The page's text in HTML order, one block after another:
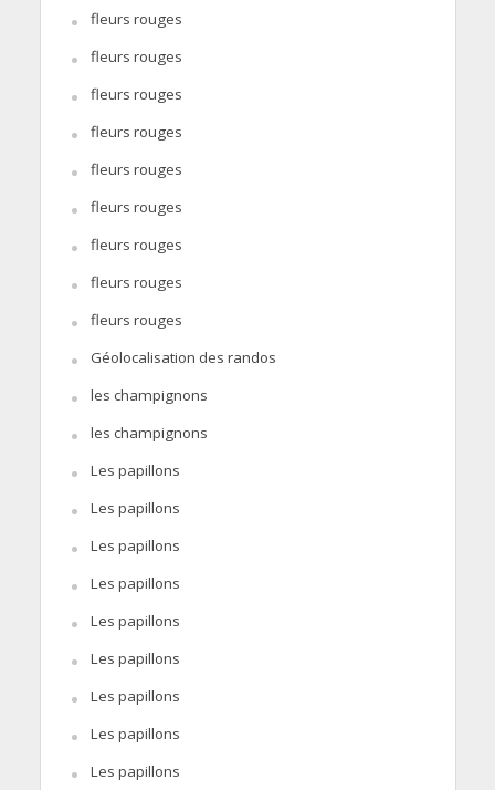
fleurs rouges
fleurs rouges
fleurs rouges
fleurs rouges
fleurs rouges
fleurs rouges
fleurs rouges
fleurs rouges
fleurs rouges
Géolocalisation des randos
les champignons
les champignons
Les papillons
Les papillons
Les papillons
Les papillons
Les papillons
Les papillons
Les papillons
Les papillons
Les papillons